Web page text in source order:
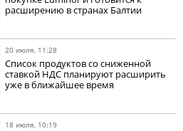
расширению в странах Балтии
20 июля, 11:28
Список продуктов со сниженной
ставкой НДС планируют расширить
уже в ближайшее время
18 июля, 10:19